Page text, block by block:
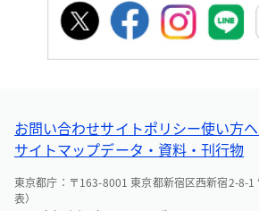
お問い合わせサイトポリシー使い方
サイトマップデータ・資料・刊行物
東京都庁：〒163-8001 東京都新宿区西新宿2-8-
表）